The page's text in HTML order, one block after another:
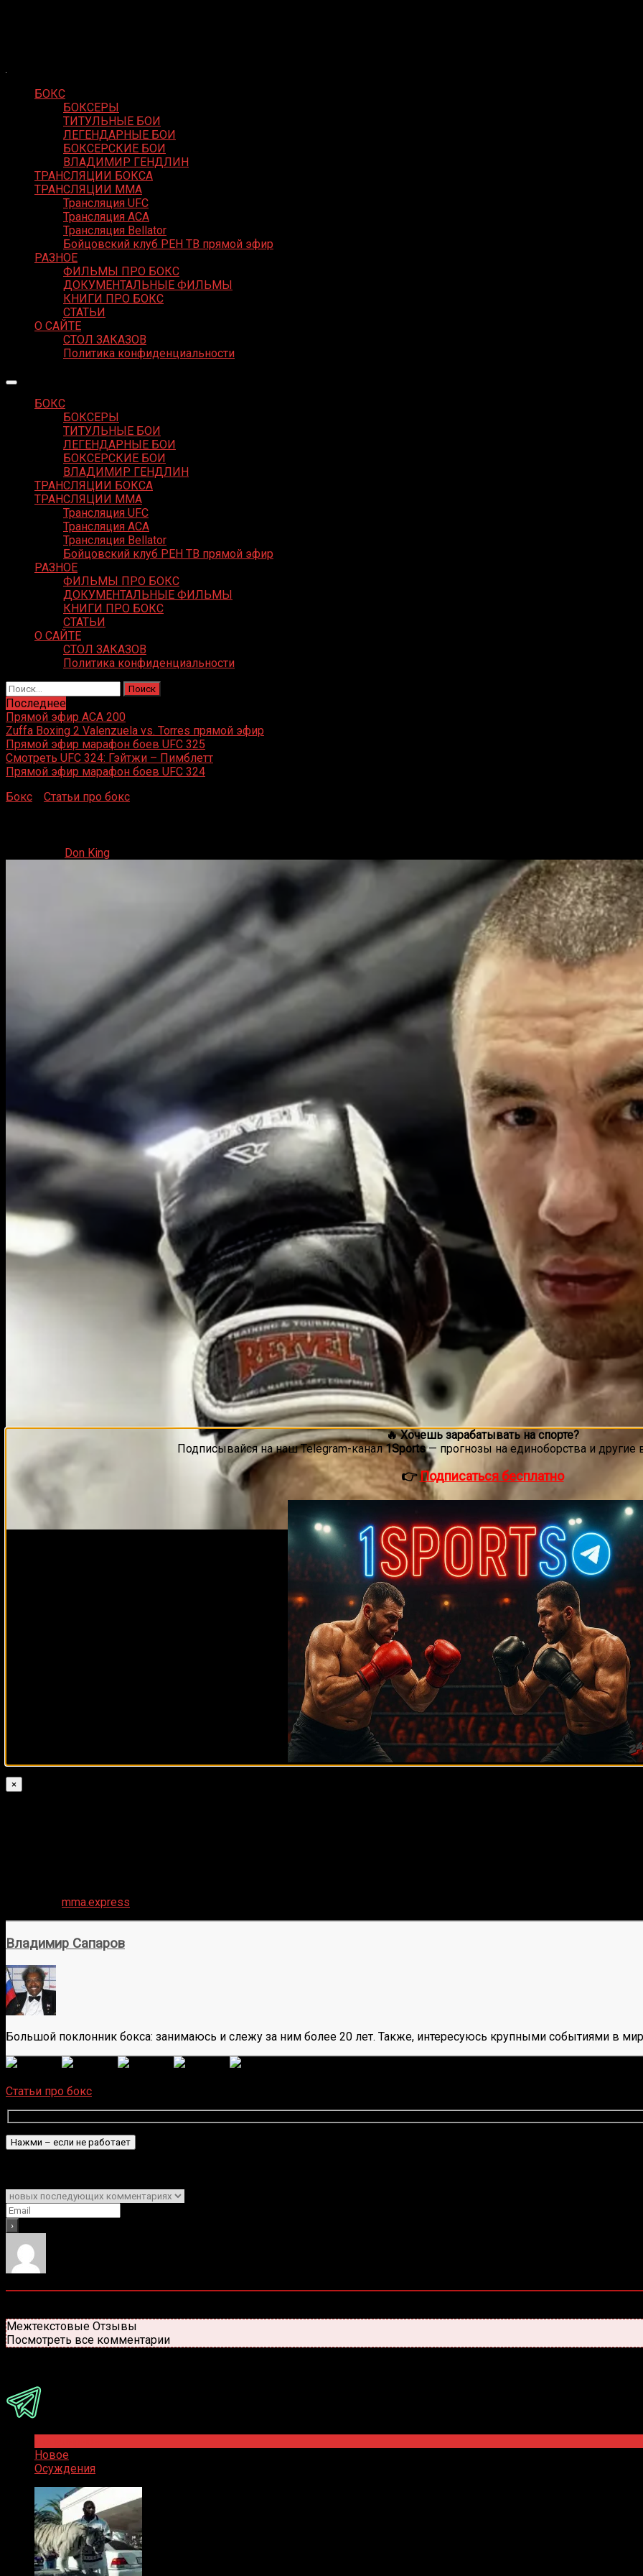
БОКС
БОКСЕРЫ
ТИТУЛЬНЫЕ БОИ
ЛЕГЕНДАРНЫЕ БОИ
БОКСЕРСКИЕ БОИ
ВЛАДИМИР ГЕНДЛИН
ТРАНСЛЯЦИИ БОКСА
ТРАНСЛЯЦИИ MMA
Трансляция UFC
Трансляция ACA
Трансляция Bellator
Бойцовский клуб РЕН ТВ прямой эфир
РАЗНОЕ
ФИЛЬМЫ ПРО БОКС
ДОКУМЕНТАЛЬНЫЕ ФИЛЬМЫ
КНИГИ ПРО БОКС
СТАТЬИ
О САЙТЕ
СТОЛ ЗАКАЗОВ
Политика конфиденциальности
БОКС
БОКСЕРЫ
ТИТУЛЬНЫЕ БОИ
ЛЕГЕНДАРНЫЕ БОИ
БОКСЕРСКИЕ БОИ
ВЛАДИМИР ГЕНДЛИН
ТРАНСЛЯЦИИ БОКСА
ТРАНСЛЯЦИИ MMA
Трансляция UFC
Трансляция ACA
Трансляция Bellator
Бойцовский клуб РЕН ТВ прямой эфир
РАЗНОЕ
ФИЛЬМЫ ПРО БОКС
ДОКУМЕНТАЛЬНЫЕ ФИЛЬМЫ
КНИГИ ПРО БОКС
СТАТЬИ
О САЙТЕ
СТОЛ ЗАКАЗОВ
Политика конфиденциальности
Найти:
Последнее
Прямой эфир ACA 200
Zuffa Boxing 2 Valenzuela vs. Torres прямой эфир
Прямой эфир марафон боев UFC 325
Смотреть UFC 324: Гэйтжи – Пимблетт
Прямой эфир марафон боев UFC 324
Бокс
Статьи про бокс
Don King
Чемпион AMC Fight Nights, Наше Дело и претендент на золото АСА, Дмитрий «Ганнибал» Арышев, в интервью
Илии Топурии против Чарльза Оливейры и Романа Копылова с Пауло Костой.
Запись проходила еще за неделю до того, как бой Косты с Копыловым перенесли на UFC 318, и Арышев
с их встречи и начнем – еще, как минимум месяц, данный прогноз будет актуален, а там, может быть, Пауло
«Пауло Коста явно не в лучших кондициях – это очевидно. Он давно не демонстрировал былой выносливости
этом бою я склоняюсь к победе Романа – отчасти потому, что он мой друг, и я знаю его уровень. Он
«Думаю, Роман переиграет его в техническом плане, возможно, даже добьется финиша, например, в третьем
момента Копылов будет контролировать бой и либо выиграет по очкам, либо, как я уже сказал, поймает
хочется надеяться, что Коста вообще выйдет в клетку – он нередко снимается с боев, а этот поединок был бы
Со слетом Косты Дмитрий попал в точку и, возможно, также случится с его прогнозом на титульное
«На мой взгляд, Илия Топурия выглядит фаворитом в этом бою, хоть и с небольшим преимуществом – отдам
mma.express
Владимир Сапаров
Большой поклонник бокса: занимаюсь и слежу за ним более 20 лет. Также, интересуюсь крупными событиями в
Статьи про бокс
Межтекстовые Отзывы
Посмотреть все комментарии
Новое
Осуждения
🔥 Хочешь зарабатывать на спорте?
Подписывайся на наш Telegram-канал1Sports— прогнозы на единоборства и
👉Подписаться бесплатно
×